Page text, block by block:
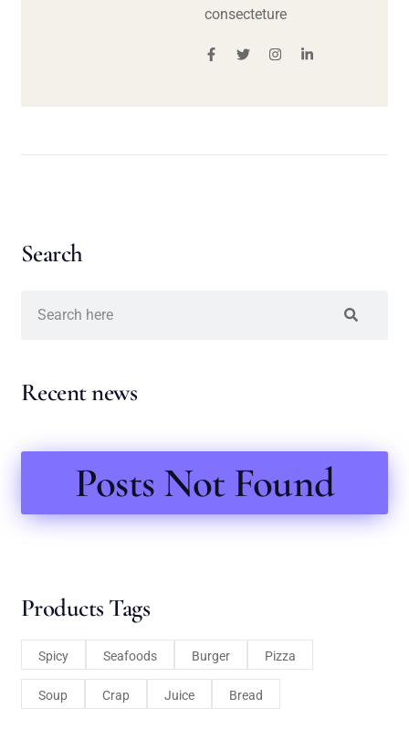
consecteture
Search
Recent news
Posts Not Found
Products Tags
Spicy Seafoods Burger Pizza
Soup Crap Juice Bread